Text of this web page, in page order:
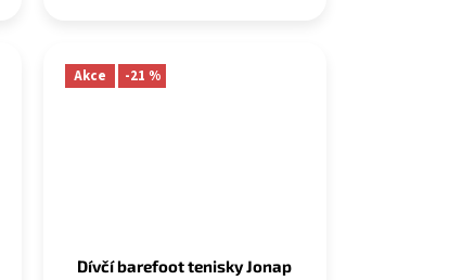
Akce -21 %
Dívčí barefoot tenisky Jonap